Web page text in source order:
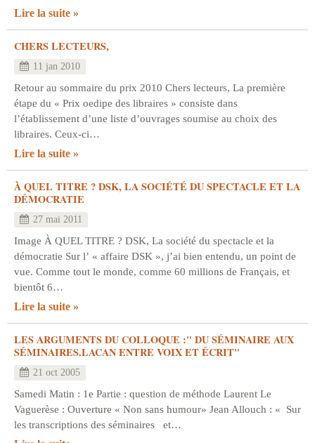
Lire la suite
CHERS LECTEURS,
11 jan 2010
Retour au sommaire du prix 2010 Chers lecteurs, La première
étape du « Prix oedipe des libraires » consiste dans
l’établissement d’une liste d’ouvrages soumise au choix des
libraires. Ceux-ci…
Lire la suite
À QUEL TITRE ? DSK, LA SOCIÉTÉ DU SPECTACLE ET LA
DÉMOCRATIE
27 mai 2011
Image À QUEL TITRE ? DSK, La société du spectacle et la
démocratie Sur l’ « affaire DSK », j’ai bien entendu, un point de
vue. Comme tout le monde, comme 60 millions de Français, et
bientôt 6…
Lire la suite
LES ARGUMENTS DU COLLOQUE :" DU SÉMINAIRE AUX
SÉMINAIRES.LACAN ENTRE VOIX ET ÉCRIT"
21 oct 2005
Samedi Matin : 1e Partie : question de méthode Laurent Le
Vaguerèse : Ouverture « Non sans humour» Jean Allouch : « Sur
les transcriptions des séminaires et…